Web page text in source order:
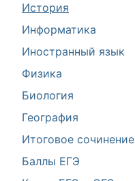
История
Информатика
Иностранный язык
Физика
Биология
География
Итоговое сочинение
Баллы ЕГЭ